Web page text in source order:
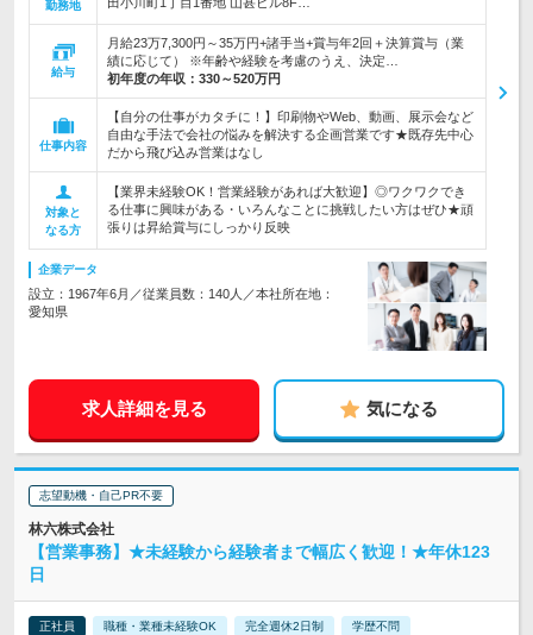
勤務地
給与
月給23万7,300円～35万円+諸手当+賞与年2回＋決算賞与（業
績に応じて） ※年齢や経験を考慮のうえ、決定…
初年度の年収： 330～520万円
仕事内容
【自分の仕事がカタチに！】印刷物やWeb、動画、展示会など
自由な手法で会社の悩みを解決する企画営業です★既存先中心
だから飛び込み営業はなし
対象と
なる方
【業界未経験OK！営業経験があれば大歓迎】◎ワクワクでき
る仕事に興味がある・いろんなことに挑戦したい方はぜひ★頑
張りは昇給賞与にしっかり反映
企業データ
設立：1967年6月／従業員数：140人／本社所在地：
愛知県
求人詳細を見る 気になる
志望動機・自己PR不要
林六株式会社
【営業事務】★未経験から経験者まで幅広く歓迎！★年休123
日
正社員 職種・業種未経験OK 完全週休2日制 学歴不問